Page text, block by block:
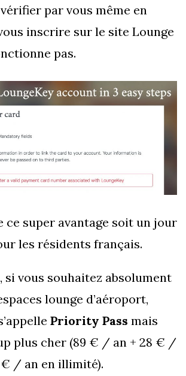
par vous même en
inscrire sur le site Lounge
pas.
ce super avantage soit un jour
les résidents français.
si vous souhaitez absolument
lounge d’aéroport,
Priority Pass mais
plus cher (89 € / an + 28 € /
/ an en illimité).